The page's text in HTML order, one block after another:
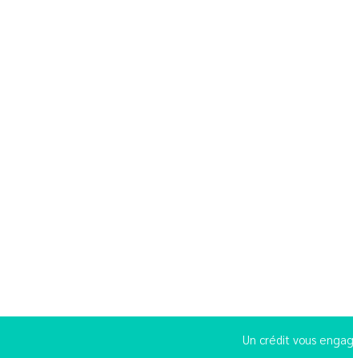
Un crédit vous